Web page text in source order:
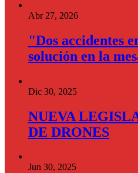
Abr 27, 2026
"Dos accidentes
solución en la
Dic 30, 2025
NUEVA
DE DRONES
Jun 30, 2025